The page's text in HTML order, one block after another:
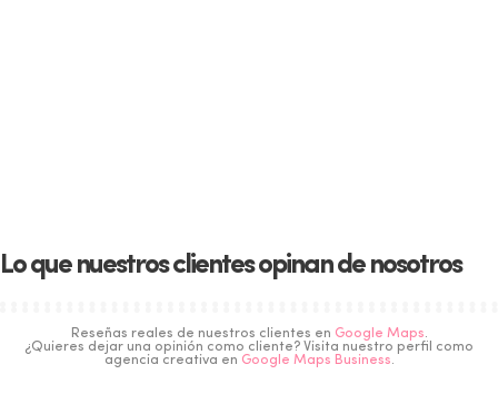
Lo que nuestros clientes opinan de nosotros
Reseñas reales de nuestros clientes en Google Maps.
¿Quieres dejar una opinión como cliente? Visita nuestro perfil como
agencia creativa en Google Maps Business.